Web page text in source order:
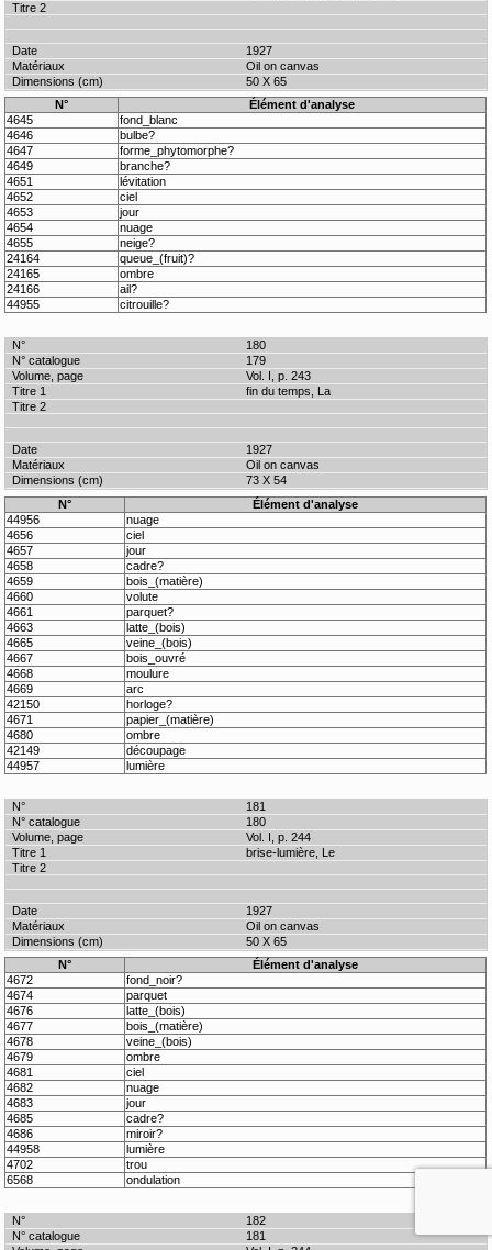
1927
Oil on canvas
50 X 65
N°
Élément d'analyse
4645
fond_blanc
4646
bulbe?
4647
forme_phytomorphe?
4649
branche?
4651
lévitation
4652
ciel
4653
jour
4654
nuage
4655
neige?
24164
queue_(fruit)?
24165
ombre
24166
ail?
44955
citrouille?
180
179
Vol. I, p. 243
fin du temps, La
1927
Oil on canvas
73 X 54
N°
Élément d'analyse
44956
nuage
4656
ciel
4657
jour
4658
cadre?
4659
bois_(matière)
4660
volute
4661
parquet?
4663
latte_(bois)
4665
veine_(bois)
4667
bois_ouvré
4668
moulure
4669
arc
42150
horloge?
4671
papier_(matière)
4680
ombre
42149
découpage
44957
lumière
181
180
Vol. I, p. 244
brise-lumière, Le
1927
Oil on canvas
50 X 65
N°
Élément d'analyse
4672
fond_noir?
4674
parquet
4676
latte_(bois)
4677
bois_(matière)
4678
veine_(bois)
4679
ombre
4681
ciel
4682
nuage
4683
jour
4685
cadre?
4686
miroir?
44958
lumière
4702
trou
6568
ondulation
182
181